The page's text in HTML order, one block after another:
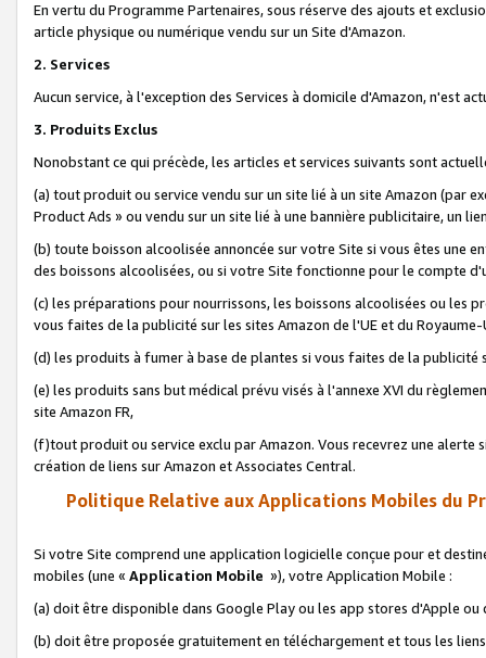
En vertu du Programme Partenaires, sous réserve des ajouts et
article physique ou numérique vendu sur un Site d'Amazon.
2. Services
Aucun service, à l'exception des Services à domicile d'Amazon, n'est
3. Produits Exclus
Nonobstant ce qui précède, les articles et services suivants sont
(a) tout produit ou service vendu sur un site lié à un site Amazon (par
Product Ads » ou vendu sur un site lié à une bannière publicitaire, un
(b) toute boisson alcoolisée annoncée sur votre Site si vous êtes une
des boissons alcoolisées, ou si votre Site fonctionne pour le compte
(c) les préparations pour nourrissons, les boissons alcoolisées ou les
vous faites de la publicité sur les sites Amazon de l'UE et du Royaume-
(d) les produits à fumer à base de plantes si vous faites de la publicité
(e) les produits sans but médical prévu visés à l'annexe XVI du
site Amazon FR,
(f)tout produit ou service exclu par Amazon. Vous recevrez une alerte
création de liens sur Amazon et Associates Central.
Politique Relative aux Applications Mobiles du
Si votre Site comprend une application logicielle conçue pour et
mobiles (une « Application Mobile »), votre Application Mobile :
(a) doit être disponible dans Google Play ou les app stores d'Apple ou
(b) doit être proposée gratuitement en téléchargement et tous les